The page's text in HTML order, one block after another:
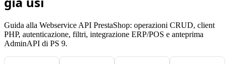
Guida alla Webservice API PrestaShop: operazioni CRUD, client
PHP, autenticazione, filtri, integrazione ERP/POS e anteprima
AdminAPI di PS 9.